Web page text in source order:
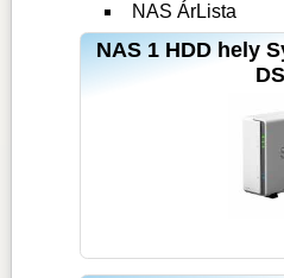
NAS ÁrLista
NAS 1 HDD hely